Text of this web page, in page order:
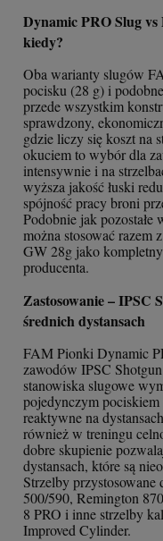
Dynamic PRO Slug
kiedy?
Oba warianty slugów
pocisku (28 g) i
przede wszystkim
sprawdzony,
gdzie liczy się koszt na
okuciem to wybór dla
intensywnie i na
wyższa jakość łuski
spójność pracy broni
Podobnie jak
można stosować
GW 28g jako
producenta.
Zastosowanie – IPSC
średnich dystansach
FAM Pionki Dynamic
zawodów IPSC
stanowiska slugowe
pojedynczym
reaktywne na
również w treningu
dobre skupienie
dystansach, które są
Strzelby
500/590, Remington
8 PRO i inne strzelby
Improved Cylinder.